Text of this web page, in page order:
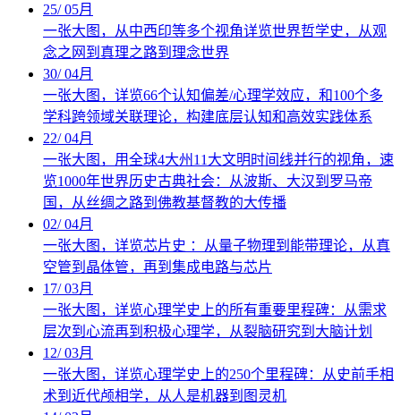
25/05月
一张大图，从中西印等多个视角详览世界哲学史，从观
念之网到真理之路到理念世界
30/04月
一张大图，详览66个认知偏差/心理学效应，和100个多
学科跨领域关联理论，构建底层认知和高效实践体系
22/04月
一张大图，用全球4大州11大文明时间线并行的视角，速
览1000年世界历史古典社会：从波斯、大汉到罗马帝
国，从丝绸之路到佛教基督教的大传播
02/04月
一张大图，详览芯片史 ：从量子物理到能带理论，从真
空管到晶体管，再到集成电路与芯片
17/03月
一张大图，详览心理学史上的所有重要里程碑：从需求
层次到心流再到积极心理学，从裂脑研究到大脑计划
12/03月
一张大图，详览心理学史上的250个里程碑：从史前手相
术到近代颅相学，从人是机器到图灵机